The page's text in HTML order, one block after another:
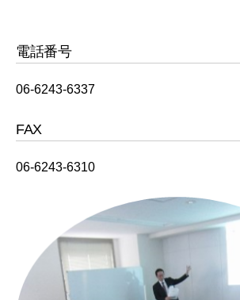
電話番号
06-6243-6337
FAX
06-6243-6310